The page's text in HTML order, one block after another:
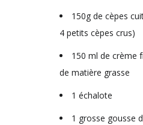
150g de cèpes
4 petits cèpes crus)
150 ml de crème
de matière grasse
1 échalote
1 grosse gousse